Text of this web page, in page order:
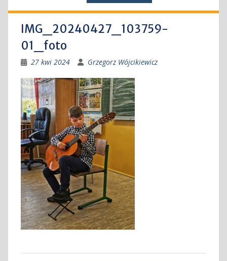
IMG_20240427_103759-
01_foto
27 kwi 2024 Grzegorz Wójcikiewicz